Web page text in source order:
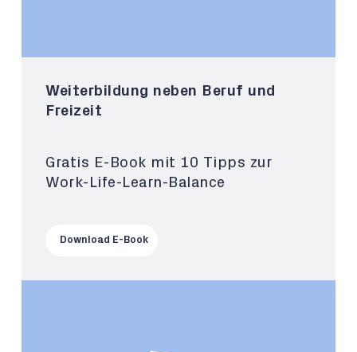
Weiterbildung neben Beruf und
Freizeit
Gratis E-Book mit 10 Tipps zur
Work-Life-Learn-Balance
Download E-Book